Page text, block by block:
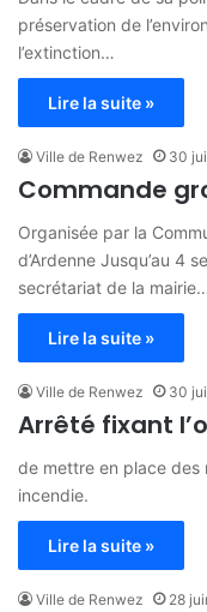
préservation de
l’extinction…
Lire la suite »
Ville de Renwez 30
Commande
Organisée par la
d’Ardenne Jusqu’au 4
secrétariat de la mairie…
Lire la suite »
Ville de Renwez 30
Arrêté fixant
de mettre en place des
incendie.
Lire la suite »
Ville de Renwez 28